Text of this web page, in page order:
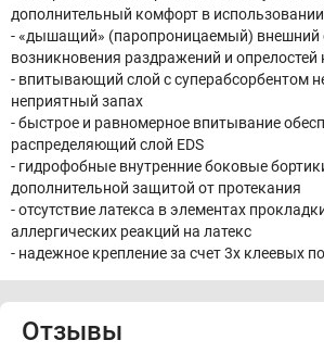
дополнительный комфорт в использовании
- «дышащий» (паропроницаемый) внешний
возникновения раздражений и опрелостей
- впитывающий слой с суперабсорбентом
неприятный запах
- быстрое и равномерное впитывание
распределяющий слой EDS
- гидрофобные внутренние боковые
дополнительной защитой от протекания
- отсутствие латекса в элементах
аллергических реакций на латекс
- надежное крепление за счет 3х клеевых
Отзывы